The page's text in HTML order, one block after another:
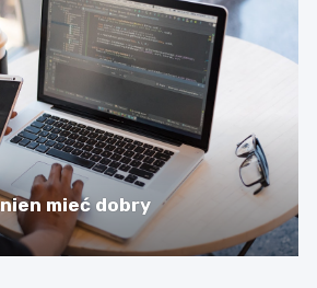
mieć dobry